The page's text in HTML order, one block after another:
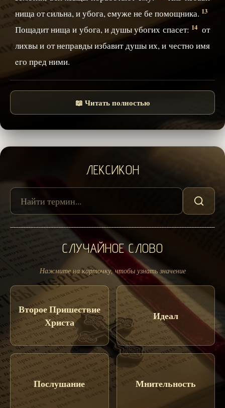
нища от сильна, и убога, eмуже не бе помощника. 13
Пощадит нища и убога, и душы убогих спасет: 14 от
лихвы и от неправды избавит душы их, и честно имя
eго пред ними.
📖 Читать полностью
ЛЕКСИКОН
СЛУЧАЙНОЕ СЛОВО
Нажмите на карточку, чтобы узнать значение
Второе Пришествие
Христа
Идеал
Послушание Мнительность